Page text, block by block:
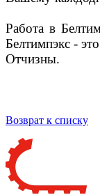
Работа в
Белтимпэкс -
Отчизны.
Возврат к списку